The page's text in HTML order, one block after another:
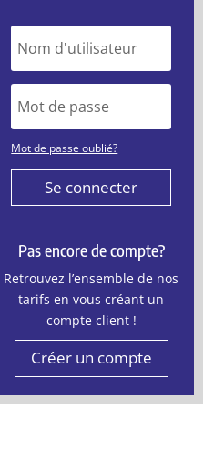
Mot de passe oublié?
Se connecter
Pas encore de compte?
Retrouvez l’ensemble de nos
tarifs en vous créant un
compte client !
Créer un compte